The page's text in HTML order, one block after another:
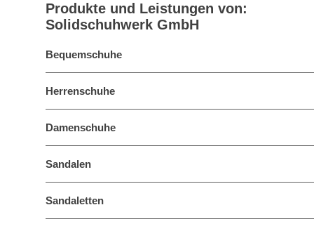
Produkte und Leistungen von:
Solidschuhwerk GmbH
Bequemschuhe
Herrenschuhe
Damenschuhe
Sandalen
Sandaletten